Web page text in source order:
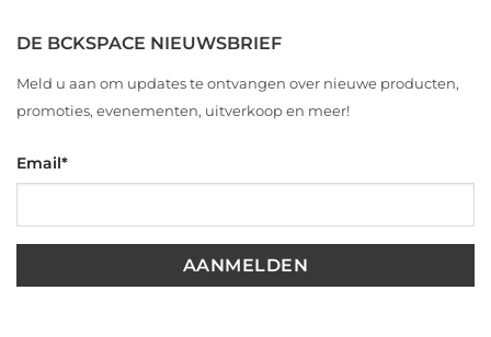
DE BCKSPACE NIEUWSBRIEF
Meld u aan om updates te ontvangen over nieuwe producten,
promoties, evenementen, uitverkoop en meer!
Email*